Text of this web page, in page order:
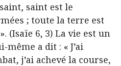
saint est le
; toute la terre est
(Isaïe 6, 3) La vie est un
même a dit : « J’ai
j’ai achevé la course,